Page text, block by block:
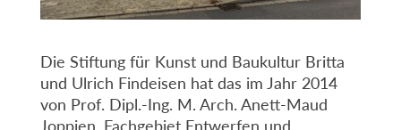
Die Stiftung für Kunst und Baukultur Britta
und Ulrich Findeisen hat das im Jahr 2014
von Prof. Dipl.-Ing. M. Arch. Anett-Maud
Joppien, Fachgebiet Entwerfen und